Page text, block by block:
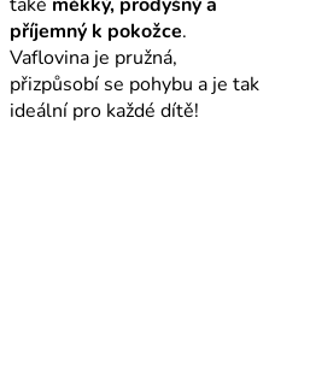
také měkký, prodyšný a
příjemný k pokožce.
Vaflovina je pružná,
přizpůsobí se pohybu a je tak
ideální pro každé dítě!